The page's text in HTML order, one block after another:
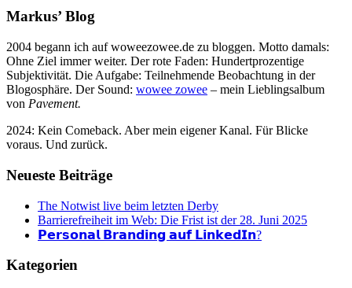
Markus’ Blog
2004 begann ich auf woweezowee.de zu bloggen. Motto damals:
Ohne Ziel immer weiter. Der rote Faden: Hundertprozentige
Subjektivität. Die Aufgabe: Teilnehmende Beobachtung in der
Blogosphäre. Der Sound: wowee zowee – mein Lieblingsalbum
von Pavement.
2024: Kein Comeback. Aber mein eigener Kanal. Für Blicke
voraus. Und zurück.
Neueste Beiträge
The Notwist live beim letzten Derby
Barrierefreiheit im Web: Die Frist ist der 28. Juni 2025
𝗣𝗲𝗿𝘀𝗼𝗻𝗮𝗹 𝗕𝗿𝗮𝗻𝗱𝗶𝗻𝗴 𝗮𝘂𝗳 𝗟𝗶𝗻𝗸𝗲𝗱𝗜𝗻?
Kategorien